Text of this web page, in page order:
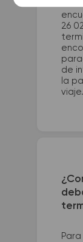
26
de
la
viaje.